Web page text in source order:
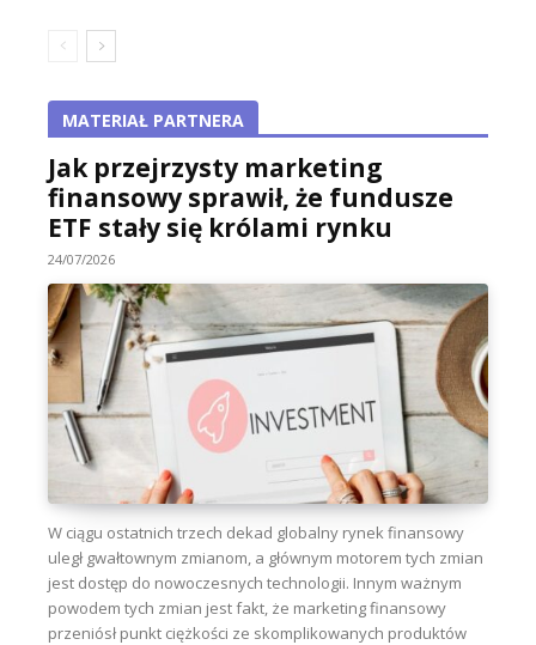
MATERIAŁ PARTNERA
Jak przejrzysty marketing
finansowy sprawił, że fundusze
ETF stały się królami rynku
24/07/2026
W ciągu ostatnich trzech dekad globalny rynek finansowy
uległ gwałtownym zmianom, a głównym motorem tych zmian
jest dostęp do nowoczesnych technologii. Innym ważnym
powodem tych zmian jest fakt, że marketing finansowy
przeniósł punkt ciężkości ze skomplikowanych produktów